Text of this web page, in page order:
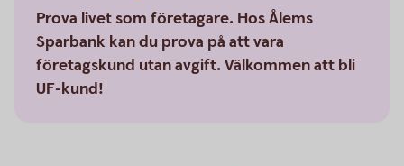
Prova livet som företagare. Hos Ålems
Sparbank kan du prova på att vara
företagskund utan avgift. Välkommen att bli
UF-kund!